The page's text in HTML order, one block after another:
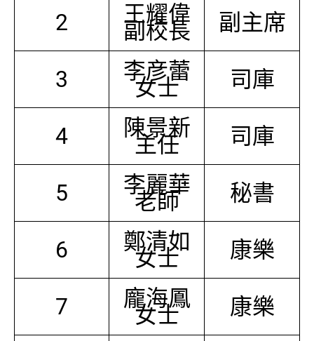
2 王耀偉
副校長 副主席
3 李彦蕾
女士 司庫
4 陳景新
主任 司庫
5 李麗華
老師 秘書
6 鄭清如
女士 康樂
7 龐海鳳
女士 康樂